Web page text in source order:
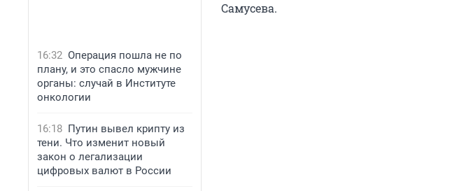
16:32 Операция пошла не по
плану, и это спасло мужчине
органы: случай в Институте
онкологии
16:18 Путин вывел крипту из
тени. Что изменит новый
закон о легализации
цифровых валют в России
Самусева.